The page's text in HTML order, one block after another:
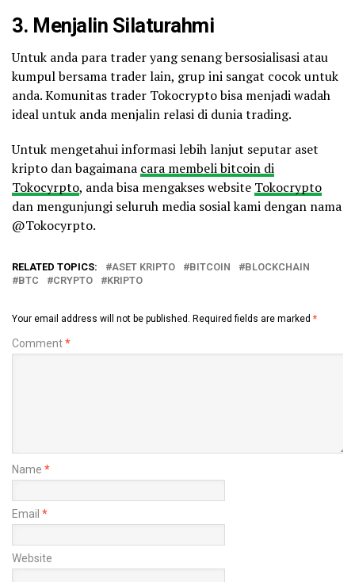
3. Menjalin Silaturahmi
Untuk anda para trader yang senang bersosialisasi atau
kumpul bersama trader lain, grup ini sangat cocok untuk
anda. Komunitas trader Tokocrypto bisa menjadi wadah
ideal untuk anda menjalin relasi di dunia trading.
Untuk mengetahui informasi lebih lanjut seputar aset
kripto dan bagaimana cara membeli bitcoin di
Tokocyrpto, anda bisa mengakses website Tokocrypto
dan mengunjungi seluruh media sosial kami dengan nama
@Tokocyrpto.
RELATED TOPICS: ASET KRIPTO BITCOIN
BLOCKCHAIN
BTC
CRYPTO KRIPTO
Your email address will not be published. Required fields are marked *
Comment*
Name *
Email *
Website